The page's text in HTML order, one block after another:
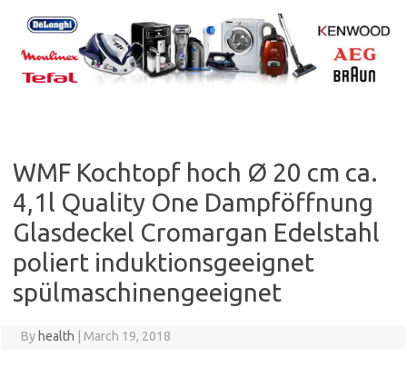
content
WMF Kochtopf hoch Ø 20 cm ca.
4,1l Quality One Dampföffnung
Glasdeckel Cromargan Edelstahl
poliert induktionsgeeignet
spülmaschinengeeignet
By health March 19, 2018